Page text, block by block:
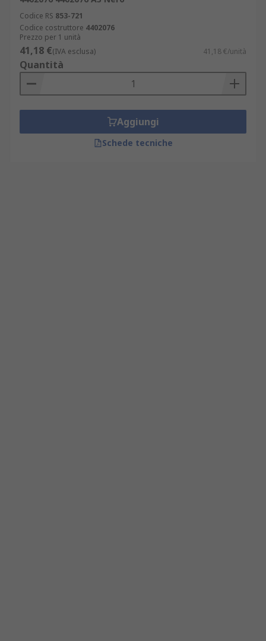
Codice RS 853-721
Codice costruttore 4402076
Prezzo per 1 unità
41,18 €(IVA esclusa) 41,18 €/unità
Quantità
Aggiungi
Schede tecniche